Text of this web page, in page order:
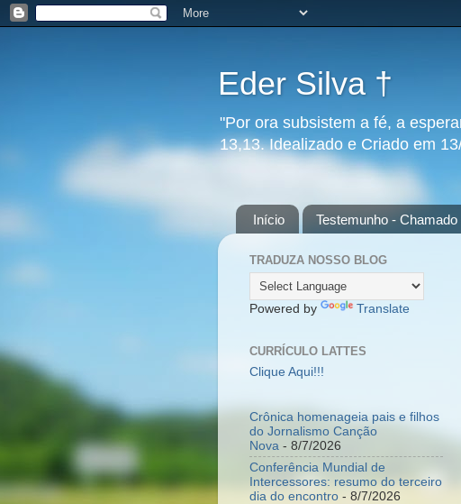
Eder Silva †
"Por ora subsistem a fé, a
13,13. Idealizado e Criado em
Início Testemunho - Chamado
TRADUZA NOSSO BLOG
Powered by Translate
CURRÍCULO LATTES
Clique Aqui!!!
Crônica homenageia pais e filhos
do Jornalismo Canção
Nova - 8/7/2026
Conferência Mundial de
Intercessores: resumo do terceiro
dia do encontro - 8/7/2026